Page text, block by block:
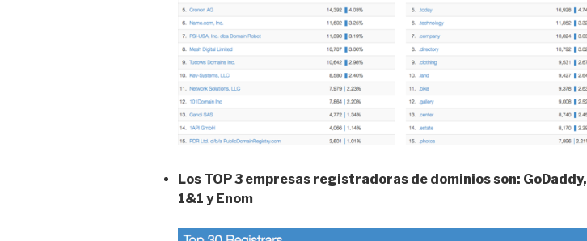
Los TOP 3 empresas registradoras de dominios son: GoDaddy,
1&1 y Enom